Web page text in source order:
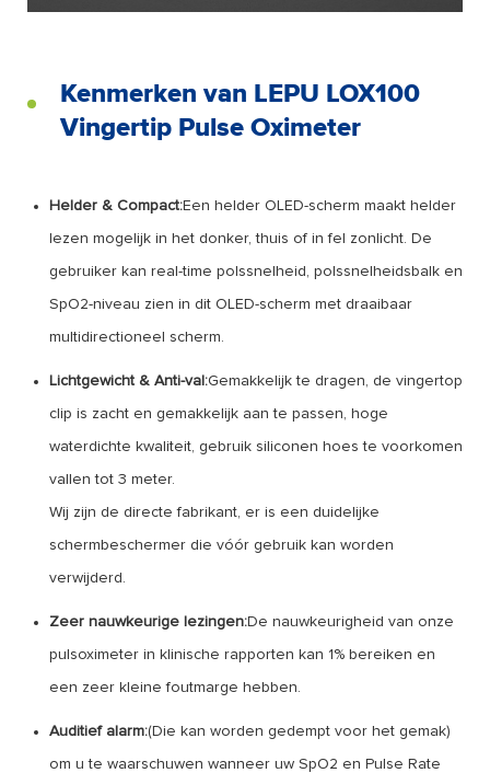
Kenmerken van LEPU LOX100
Vingertip Pulse Oximeter
Helder & Compact:Een helder OLED-scherm maakt helder
lezen mogelijk in het donker, thuis of in fel zonlicht. De
gebruiker kan real-time polssnelheid, polssnelheidsbalk en
SpO2-niveau zien in dit OLED-scherm met draaibaar
multidirectioneel scherm.
Lichtgewicht & Anti-val:Gemakkelijk te dragen, de vingertop
clip is zacht en gemakkelijk aan te passen, hoge
waterdichte kwaliteit, gebruik siliconen hoes te voorkomen
vallen tot 3 meter.
Wij zijn de directe fabrikant, er is een duidelijke
schermbeschermer die vóór gebruik kan worden
verwijderd.
Zeer nauwkeurige lezingen:De nauwkeurigheid van onze
pulsoximeter in klinische rapporten kan 1% bereiken en
een zeer kleine foutmarge hebben.
Auditief alarm:(Die kan worden gedempt voor het gemak)
om u te waarschuwen wanneer uw SpO2 en Pulse Rate